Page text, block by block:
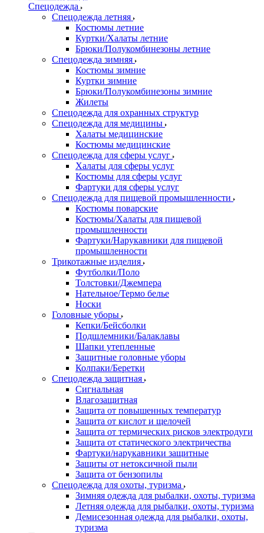
Спецодежда
Спецодежда летняя
Костюмы летние
Куртки/Халаты летние
Брюки/Полукомбинезоны летние
Спецодежда зимняя
Костюмы зимние
Куртки зимние
Брюки/Полукомбинезоны зимние
Жилеты
Спецодежда для охранных структур
Спецодежда для медицины
Халаты медицинские
Костюмы медицинские
Спецодежда для сферы услуг
Халаты для сферы услуг
Костюмы для сферы услуг
Фартуки для сферы услуг
Спецодежда для пищевой промышленности
Костюмы поварские
Костюмы/Халаты для пищевой
промышленности
Фартуки/Нарукавники для пищевой
промышленности
Трикотажные изделия
Футболки/Поло
Толстовки/Джемпера
Нательное/Термо белье
Носки
Головные уборы
Кепки/Бейсболки
Подшлемники/Балаклавы
Шапки утепленные
Защитные головные уборы
Колпаки/Беретки
Спецодежда защитная
Сигнальная
Влагозащитная
Защита от повышенных температур
Защита от кислот и щелочей
Защита от термических рисков электродуги
Защита от статического электричества
Фартуки/нарукавники защитные
Защиты от нетоксичной пыли
Защита от бензопилы
Спецодежда для охоты, туризма
Зимняя одежда для рыбалки, охоты, туризма
Летняя одежда для рыбалки, охоты, туризма
Демисезонная одежда для рыбалки, охоты,
туризма